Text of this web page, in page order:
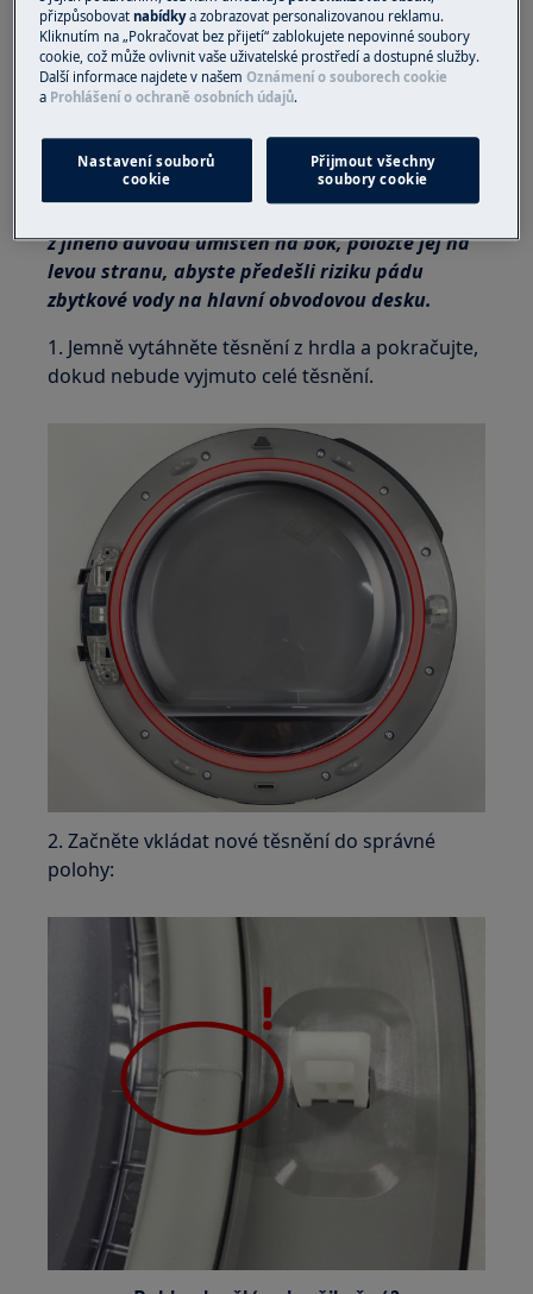
Některé součásti v mechanické části by mohly
způsobit zranění, proto používejte vhodnou
ochranu a postupujte opatrně.
Než spotřebič položíte na bok, vždy vyprázdněte
veškerou vodu.
z jiného důvodu umístěn na bok, položte jej na
levou stranu, abyste předešli riziku pádu
zbytkové vody na hlavní obvodovou desku.
1. Jemně vytáhněte těsnění z hrdla a pokračujte,
dokud nebude vyjmuto celé těsnění.
2. Začněte vkládat nové těsnění do správné
polohy:
přizpůsobovatnabídkya zobrazovat personalizovanou reklamu.
Kliknutím na „Pokračovat bez přijetí“ zablokujete nepovinné soubory
cookie, což může ovlivnit vaše uživatelské prostředí a dostupné služby.
Další informace najdete v našemOznámení o souborech cookie
a Prohlášení o ochraně osobních údajů.
Nastavení souborů
cookie
Přijmout všechny
soubory cookie